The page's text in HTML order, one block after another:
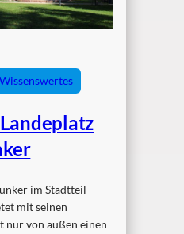
Wissenswertes
im Stadtteil
mit seinen
nur von außen einen